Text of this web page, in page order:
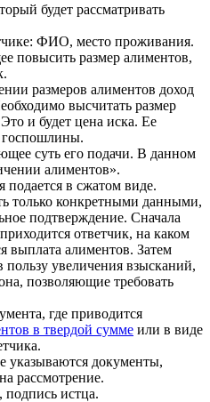
будет рассматривать
ФИО, место проживания.
повысить размер алиментов,
размеров алиментов доход
высчитать размер
и будет цена иска. Ее
госпошлины.
суть его подачи. В данном
алиментов».
в сжатом виде.
только конкретными данными,
подтверждение. Сначала
ответчик, на каком
выплата алиментов. Затем
пользу увеличения взысканий,
позволяющие требовать
где приводится
в твердой сумме или в виде
указываются документы,
рассмотрение.
подпись истца.